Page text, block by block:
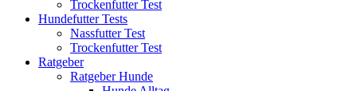
Trockenfutter Test
Hundefutter Tests
Nassfutter Test
Trockenfutter Test
Ratgeber
Ratgeber Hunde